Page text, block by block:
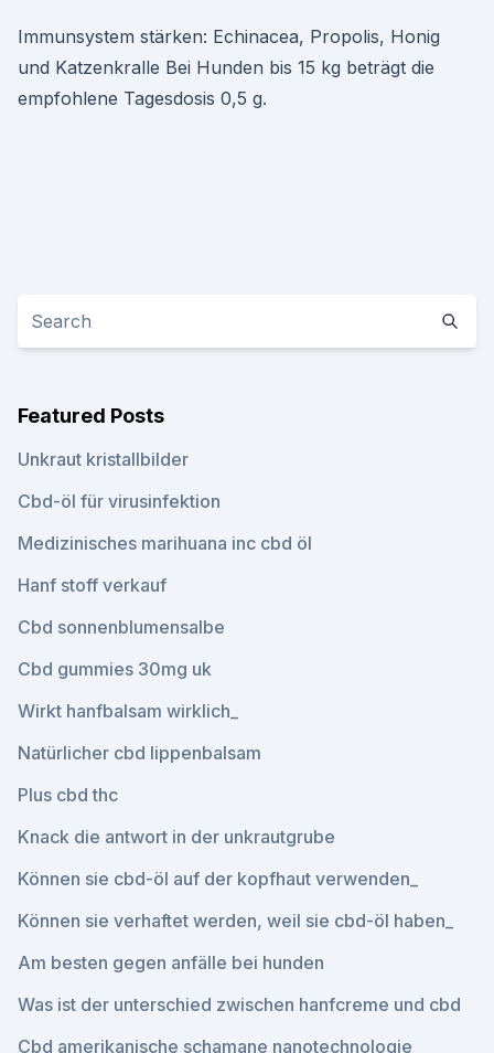
Immunsystem stärken: Echinacea, Propolis, Honig
und Katzenkralle Bei Hunden bis 15 kg beträgt die
empfohlene Tagesdosis 0,5 g.
Featured Posts
Unkraut kristallbilder
Cbd-öl für virusinfektion
Medizinisches marihuana inc cbd öl
Hanf stoff verkauf
Cbd sonnenblumensalbe
Cbd gummies 30mg uk
Wirkt hanfbalsam wirklich_
Natürlicher cbd lippenbalsam
Plus cbd thc
Knack die antwort in der unkrautgrube
Können sie cbd-öl auf der kopfhaut verwenden_
Können sie verhaftet werden, weil sie cbd-öl haben_
Am besten gegen anfälle bei hunden
Was ist der unterschied zwischen hanfcreme und cbd
Cbd amerikanische schamane nanotechnologie